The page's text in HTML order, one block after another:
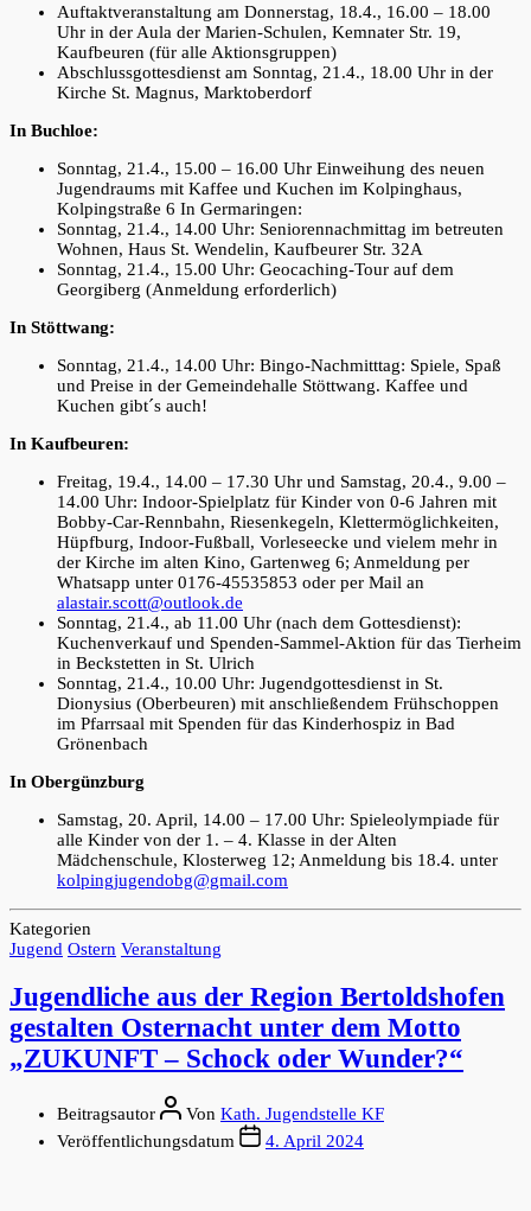
Auftaktveranstaltung am Donnerstag, 18.4., 16.00 – 18.00
Uhr in der Aula der Marien-Schulen, Kemnater Str. 19,
Kaufbeuren (für alle Aktionsgruppen)
Abschlussgottesdienst am Sonntag, 21.4., 18.00 Uhr in der
Kirche St. Magnus, Marktoberdorf
In Buchloe:
Sonntag, 21.4., 15.00 – 16.00 Uhr Einweihung des neuen
Jugendraums mit Kaffee und Kuchen im Kolpinghaus,
Kolpingstraße 6 In Germaringen:
Sonntag, 21.4., 14.00 Uhr: Seniorennachmittag im betreuten
Wohnen, Haus St. Wendelin, Kaufbeurer Str. 32A
Sonntag, 21.4., 15.00 Uhr: Geocaching-Tour auf dem
Georgiberg (Anmeldung erforderlich)
In Stöttwang:
Sonntag, 21.4., 14.00 Uhr: Bingo-Nachmitttag: Spiele, Spaß
und Preise in der Gemeindehalle Stöttwang. Kaffee und
Kuchen gibt´s auch!
In Kaufbeuren:
Freitag, 19.4., 14.00 – 17.30 Uhr und Samstag, 20.4., 9.00 –
14.00 Uhr: Indoor-Spielplatz für Kinder von 0-6 Jahren mit
Bobby-Car-Rennbahn, Riesenkegeln, Klettermöglichkeiten,
Hüpfburg, Indoor-Fußball, Vorleseecke und vielem mehr in
der Kirche im alten Kino, Gartenweg 6; Anmeldung per
Whatsapp unter 0176-45535853 oder per Mail an
alastair.scott@outlook.de
Sonntag, 21.4., ab 11.00 Uhr (nach dem Gottesdienst):
Kuchenverkauf und Spenden-Sammel-Aktion für das Tierheim
in Beckstetten in St. Ulrich
Sonntag, 21.4., 10.00 Uhr: Jugendgottesdienst in St.
Dionysius (Oberbeuren) mit anschließendem Frühschoppen
im Pfarrsaal mit Spenden für das Kinderhospiz in Bad
Grönenbach
In Obergünzburg
Samstag, 20. April, 14.00 – 17.00 Uhr: Spieleolympiade für
alle Kinder von der 1. – 4. Klasse in der Alten
Mädchenschule, Klosterweg 12; Anmeldung bis 18.4. unter
kolpingjugendobg@gmail.com
Kategorien
Jugend Ostern Veranstaltung
Jugendliche aus der Region Bertoldshofen
gestalten Osternacht unter dem Motto
„ZUKUNFT – Schock oder Wunder?“
Beitragsautor Von Kath. Jugendstelle KF
Veröffentlichungsdatum
4. April 2024